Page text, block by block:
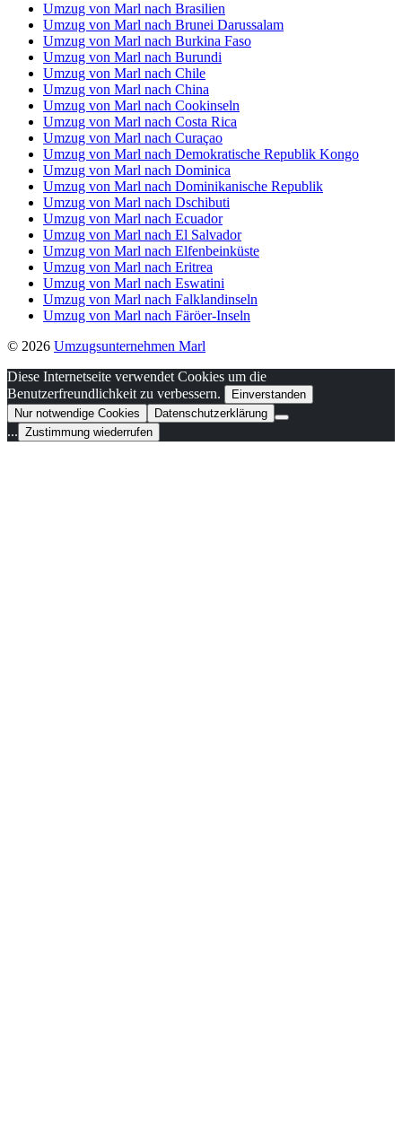
Umzug von Marl nach Brasilien
Umzug von Marl nach Brunei Darussalam
Umzug von Marl nach Burkina Faso
Umzug von Marl nach Burundi
Umzug von Marl nach Chile
Umzug von Marl nach China
Umzug von Marl nach Cookinseln
Umzug von Marl nach Costa Rica
Umzug von Marl nach Curaçao
Umzug von Marl nach Demokratische Republik Kongo
Umzug von Marl nach Dominica
Umzug von Marl nach Dominikanische Republik
Umzug von Marl nach Dschibuti
Umzug von Marl nach Ecuador
Umzug von Marl nach El Salvador
Umzug von Marl nach Elfenbeinküste
Umzug von Marl nach Eritrea
Umzug von Marl nach Eswatini
Umzug von Marl nach Falklandinseln
Umzug von Marl nach Färöer-Inseln
© 2026 Umzugsunternehmen Marl
Diese Internetseite verwendet Cookies um die
Benutzerfreundlichkeit zu verbessern.
Einverstanden
Nur notwendige Cookies
Datenschutzerklärung
... Zustimmung wiederrufen